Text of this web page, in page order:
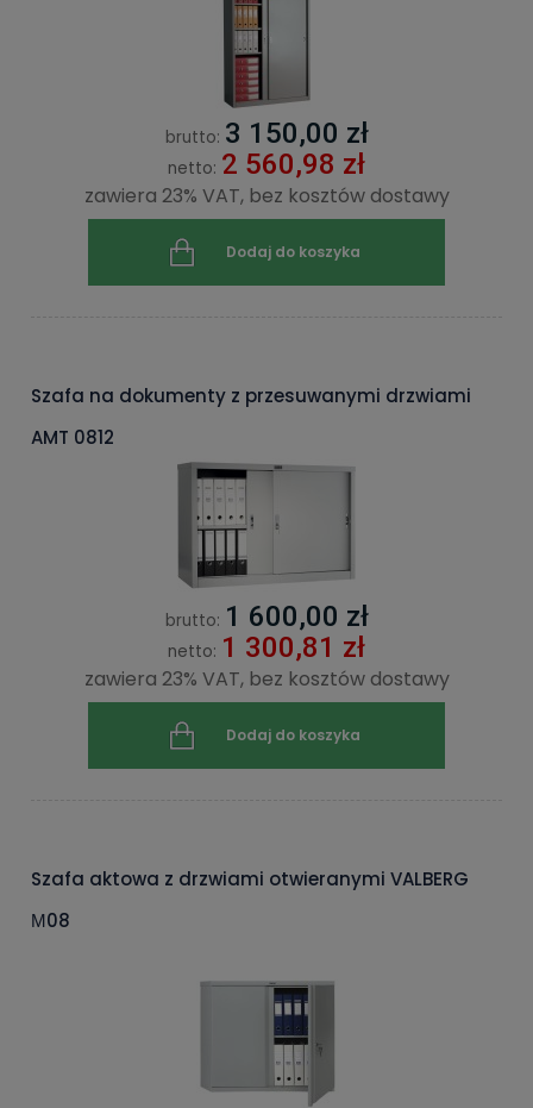
brutto: 3 150,00 zł
netto: 2 560,98 zł
zawiera 23% VAT, bez kosztów dostawy
Dodaj do koszyka
Szafa na dokumenty z przesuwanymi drzwiami
AMT 0812
brutto: 1 600,00 zł
netto: 1 300,81 zł
zawiera 23% VAT, bez kosztów dostawy
Dodaj do koszyka
Szafa aktowa z drzwiami otwieranymi VALBERG
М08